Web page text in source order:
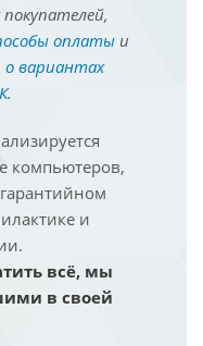
оплатыи
о вариантах
.
компьютеров,
и
всё, мы
в своей